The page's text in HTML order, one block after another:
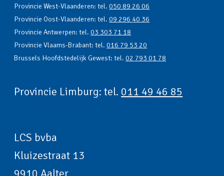
Provincie West-Vlaanderen: tel.050 89 26 06
Provincie Oost-Vlaanderen: tel.09 296 40 36
Provincie Antwerpen: tel.03 303 71 18
Provincie Vlaams-Brabant: tel.016 79 53 20
Brussels Hoofdstedelijk Gewest: tel.02 793 01 78
Provincie Limburg: tel. 011 49 46 85
LCS bvba
Kluizestraat 13